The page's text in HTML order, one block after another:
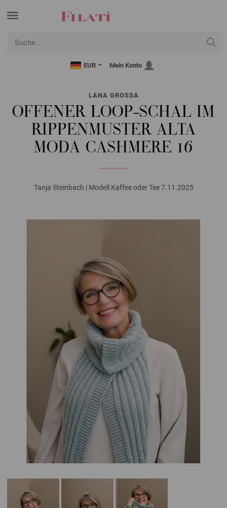
EUR Mein Konto
LANA GROSSA
OFFENER LOOP-SCHAL IM
RIPPENMUSTER ALTA
MODA CASHMERE 16
Tanja Steinbach | Modell Kaffee oder Tee 7.11.2025